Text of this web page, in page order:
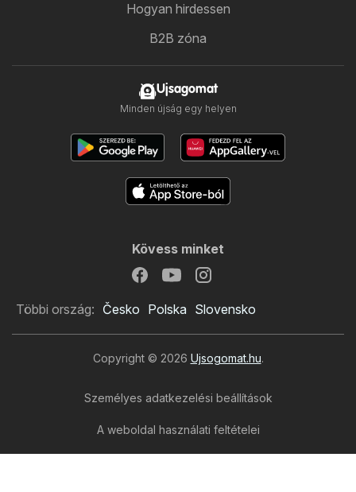
Hogyan hirdessen
B2B zóna
Ujsagomat
Minden újság egy helyen
Kövess minket
Többi ország: Česko Polska Slovensko
Copyright © 2026 Ujsogomat.hu.
Személyes adatkezelési beállítások
A weboldal használati feltételei